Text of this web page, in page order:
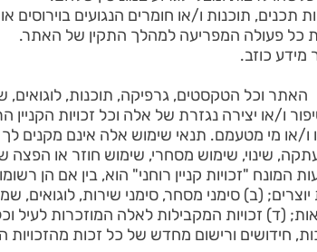
תכנים, תוכנות ו/או חומרים הנגועים בוירוסים
כל פעולה המפריעה למהלך התקין של האתר.
מידע כוזב.
וכל הטקסטים, גרפיקה, תוכנות, לוגואים,
המונח "זכויות קניין רוחני" הוא, בין אם הן
יוצרים; (ב) סימני מסחר, סימני שירות,
(ד) זכויות המקבילות לאלה המוזכרות לעיל
חידושים ורישום מחדש של כל זכות מהזכויות